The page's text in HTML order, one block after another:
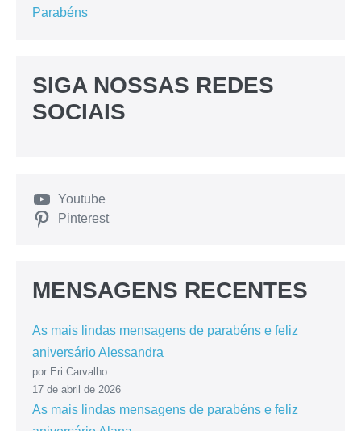
Parabéns
SIGA NOSSAS REDES
SOCIAIS
Youtube
Pinterest
MENSAGENS RECENTES
As mais lindas mensagens de parabéns e feliz
aniversário Alessandra
por Eri Carvalho
17 de abril de 2026
As mais lindas mensagens de parabéns e feliz